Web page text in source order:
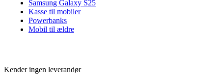
Samsung Galaxy S25
Kasse til mobiler
Powerbanks
Mobil til ældre
Kender ingen leverandør